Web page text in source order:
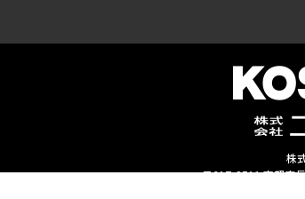
株
〒617-8511 京都府